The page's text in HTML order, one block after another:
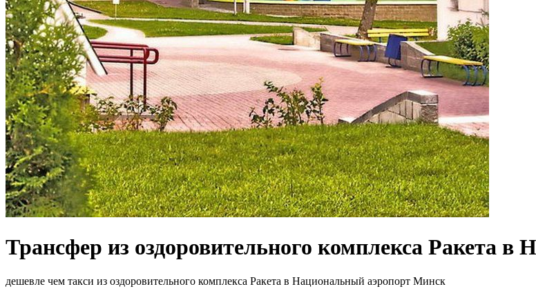
Трансфер из оздоровительного комплекса Ракета
дешевле чем такси из оздоровительного комплекса Ракета в Национальный аэропорт Минск